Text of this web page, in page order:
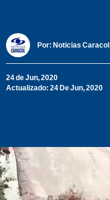
Por: Noticias Caracol
24 de Jun, 2020
Actualizado: 24 De Jun, 2020